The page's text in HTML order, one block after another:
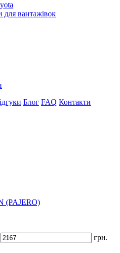
для вантажівок
Блог FAQ Контакти
(PAJERO)
грн.